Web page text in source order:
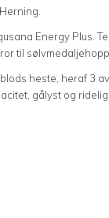
Energy Plus.
til
heste, heraf 3
gålyst og